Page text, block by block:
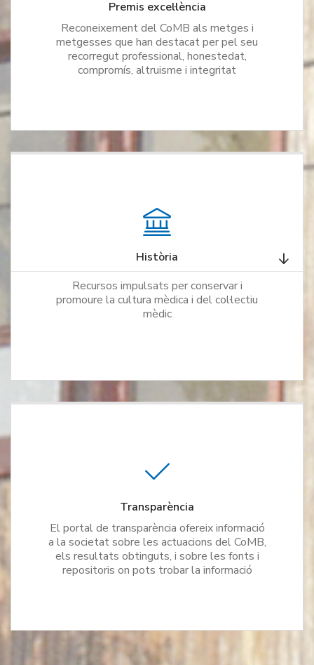
Premis excel·lència
Reconeixement del CoMB als metges i
metgesses que han destacat per pel seu
recorregut professional, honestedat,
compromís, altruisme i integritat
Història
Recursos impulsats per conservar i
promoure la cultura mèdica i del col·lectiu
mèdic
Transparència
El portal de transparència ofereix informació
a la societat sobre les actuacions del CoMB,
els resultats obtinguts, i sobre les fonts i
repositoris on pots trobar la informació